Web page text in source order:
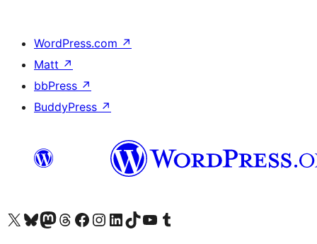
WordPress.com ↗
Matt ↗
bbPress ↗
BuddyPress ↗
Visitez notre compte X (précédemment Twitter)
Visiter notre compte Bluesky
Visiter notre compte Mastodon
Visiter notre compte Threads
Consulter notre compte Facebook
Consulter notre compte Instagram
Consulter notre compte LinkedIn
Visiter notre compte TokTok
Visiter notre chaîne YouTube
Visiter notre compte Tumblr